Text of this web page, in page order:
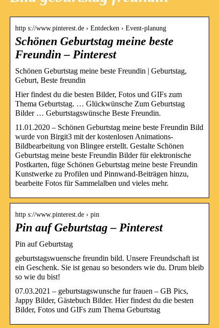
http s://www.pinterest.de › Entdecken › Event-planung
Schönen Geburtstag meine beste
Freundin – Pinterest
Schönen Geburtstag meine beste Freundin | Geburtstag,
Geburt, Beste freundin
Hier findest du die besten Bilder, Fotos und GIFs zum
Thema Geburtstag. … Glückwünsche Zum Geburtstag
Bilder … Geburtstagswünsche Beste Freundin.
11.01.2020 – Schönen Geburtstag meine beste Freundin Bild
wurde von Birgit3 mit der kostenlosen Animations-
Bildbearbeitung von Blingee erstellt. Gestalte Schönen
Geburtstag meine beste Freundin Bilder für elektronische
Postkarten, füge Schönen Geburtstag meine beste Freundin
Kunstwerke zu Profilen und Pinnwand-Beiträgen hinzu,
bearbeite Fotos für Sammelalben und vieles mehr.
http s://www.pinterest.de › pin
Pin auf Geburtstag – Pinterest
Pin auf Geburtstag
geburtstagswuensche freundin bild. Unsere Freundschaft ist
ein Geschenk. Sie ist genau so besonders wie du. Drum bleib
so wie du bist!
07.03.2021 – geburtstagswunsche fur frauen – GB Pics,
Jappy Bilder, Gästebuch Bilder. Hier findest du die besten
Bilder, Fotos und GIFs zum Thema Geburtstag